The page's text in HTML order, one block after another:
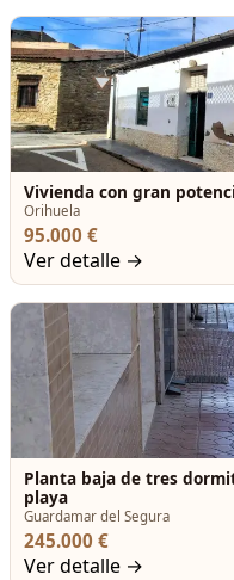
Vivienda con gran
Orihuela
95.000 €
Ver detalle →
Planta baja de tres
playa
Guardamar del Segura
245.000 €
Ver detalle →